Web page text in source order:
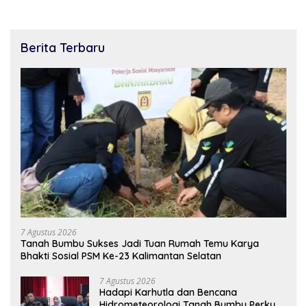
Berita Terbaru
7 Agustus 2026
Tanah Bumbu Sukses Jadi Tuan Rumah Temu Karya
Bhakti Sosial PSM Ke-23 Kalimantan Selatan
7 Agustus 2026
Hadapi Karhutla dan Bencana